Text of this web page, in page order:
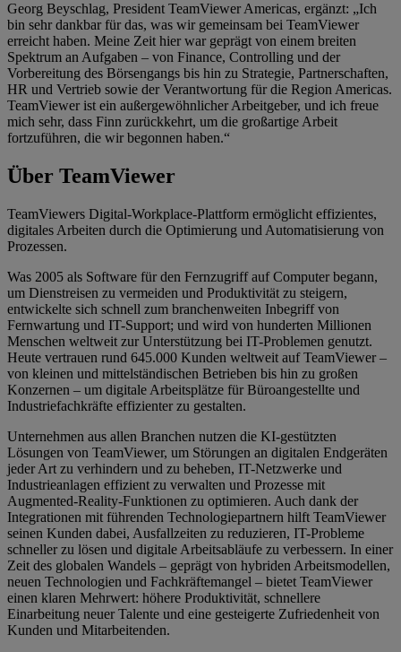
Georg Beyschlag, President TeamViewer Americas, ergänzt: „Ich
bin sehr dankbar für das, was wir gemeinsam bei TeamViewer
erreicht haben. Meine Zeit hier war geprägt von einem breiten
Spektrum an Aufgaben – von Finance, Controlling und der
Vorbereitung des Börsengangs bis hin zu Strategie, Partnerschaften,
HR und Vertrieb sowie der Verantwortung für die Region Americas.
TeamViewer ist ein außergewöhnlicher Arbeitgeber, und ich freue
mich sehr, dass Finn zurückkehrt, um die großartige Arbeit
fortzuführen, die wir begonnen haben.“
Über TeamViewer
TeamViewers Digital-Workplace-Plattform ermöglicht effizientes,
digitales Arbeiten durch die Optimierung und Automatisierung von
Prozessen.
Was 2005 als Software für den Fernzugriff auf Computer begann,
um Dienstreisen zu vermeiden und Produktivität zu steigern,
entwickelte sich schnell zum branchenweiten Inbegriff von
Fernwartung und IT-Support; und wird von hunderten Millionen
Menschen weltweit zur Unterstützung bei IT-Problemen genutzt.
Heute vertrauen rund 645.000 Kunden weltweit auf TeamViewer –
von kleinen und mittelständischen Betrieben bis hin zu großen
Konzernen – um digitale Arbeitsplätze für Büroangestellte und
Industriefachkräfte effizienter zu gestalten.
Unternehmen aus allen Branchen nutzen die KI-gestützten
Lösungen von TeamViewer, um Störungen an digitalen Endgeräten
jeder Art zu verhindern und zu beheben, IT-Netzwerke und
Industrieanlagen effizient zu verwalten und Prozesse mit
Augmented-Reality-Funktionen zu optimieren. Auch dank der
Integrationen mit führenden Technologiepartnern hilft TeamViewer
seinen Kunden dabei, Ausfallzeiten zu reduzieren, IT-Probleme
schneller zu lösen und digitale Arbeitsabläufe zu verbessern. In einer
Zeit des globalen Wandels – geprägt von hybriden Arbeitsmodellen,
neuen Technologien und Fachkräftemangel – bietet TeamViewer
einen klaren Mehrwert: höhere Produktivität, schnellere
Einarbeitung neuer Talente und eine gesteigerte Zufriedenheit von
Kunden und Mitarbeitenden.